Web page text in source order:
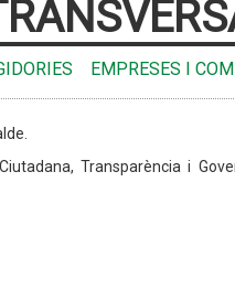
EMPRESES I
Transparència i